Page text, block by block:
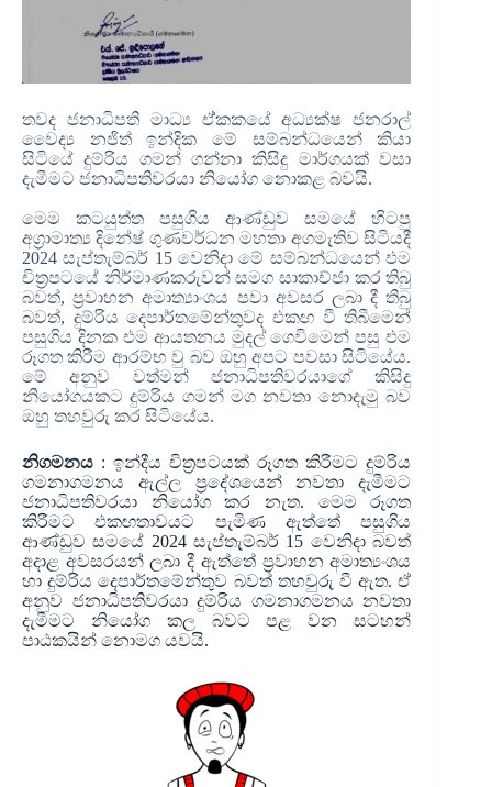
තවද ජනාධිපති මාධ්‍ය ඒ්කකයේ අධ්‍යක්ෂ ජනරාල්
වෛද්‍ය නජිත් ඉන්දික මේ සම්බන්ධයෙන් කියා
සිටියේ දුම්රිය ගමන් ගන්නා කිසිදු මාර්ගයක් වසා
දැමීමට ජනාධිපතිවරයා නියෝග නොකළ බවයි.
මෙම කටයුත්ත පසුගිය ආණ්ඩුව සමයේ හිටපු
අග්‍රාමාත්‍ය දිනේෂ් ගුණවර්ධන මහතා අගමැතිව සිටියදී
2024 සැප්තැම්බර් 15 වෙනිදා මේ සම්බන්ධයෙන් එම
චිත්‍රපටයේ නිර්මාණකරුවන් සමග සාකාච්ජා කර තිබු
බවත්, ප්‍රවාහන අමාත්‍යාංශය පවා අවසර ලබා දී තිබු
බවත්, දුම්රිය දෙපාර්තමේන්තුවද එකඟ වී තිබීමෙන්
පසුගිය දිනක එම ආයතනය මුදල් ගෙවිමෙන් පසු එම
රූගත කිරීම ආරම්භ වු බව ඔහු අපට පවසා සිටියේය.
මේ අනුව වත්මන්
ජනාධිපතිවරයාගේ කිසිදු
නියෝගයකට දුම්රිය ගමන් මග නවතා නොදැමු බව
ඔහු තහවුරු කර සිටියේය.
නිගමනය : ඉන්දීය චිත්‍රපටයක් රූගත කිරීමට දුම්රිය
ගමනාගමනය ඇල්ල ප්‍රදේශයෙන් නවතා දැමීමට
ජනාධිපතිවරයා නියෝග කර නැත. මෙම රූගත
කිරීමට එකඟතාවයට පැමිණ ඇත්තේ පසුගිය
ආණ්ඩුව සමයේ 2024 සැප්තැම්බර් 15 වෙනිදා බවත්
අදාළ අවසරයන් ලබා දී ඇත්තේ ප්‍රවාහන අමාත්‍යංශය
හා දුම්රිය දෙපාර්තමේන්තුව බවත් තහවුරු වී ඇත. ඒ
අනුව ජනාධිපතිවරයා දුම්රිය ගමනාගමනය නවතා
දැමීමට නියෝග කල බවට පළ වන සටහන්
පාඨකයින් නොමග යවයි.